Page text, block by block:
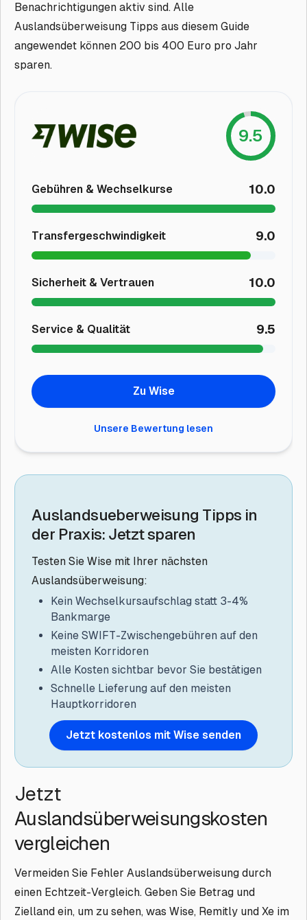
Benachrichtigungen aktiv sind. Alle
Auslandsüberweisung Tipps aus diesem Guide
angewendet können 200 bis 400 Euro pro Jahr
sparen.
9.5
Gebühren & Wechselkurse 10.0
Transfergeschwindigkeit 9.0
Sicherheit & Vertrauen 10.0
Service & Qualität 9.5
Zu Wise
Unsere Bewertung lesen
Auslandsueberweisung Tipps in
der Praxis: Jetzt sparen
Testen Sie Wise mit Ihrer nächsten
Auslandsüberweisung:
Kein Wechselkursaufschlag statt 3-4%
Bankmarge
Keine SWIFT-Zwischengebühren auf den
meisten Korridoren
Alle Kosten sichtbar bevor Sie bestätigen
Schnelle Lieferung auf den meisten
Hauptkorridoren
Jetzt kostenlos mit Wise senden
Jetzt
Auslandsüberweisungskosten
vergleichen
Vermeiden Sie Fehler Auslandsüberweisung durch
einen Echtzeit-Vergleich. Geben Sie Betrag und
Zielland ein, um zu sehen, was Wise, Remitly und Xe im